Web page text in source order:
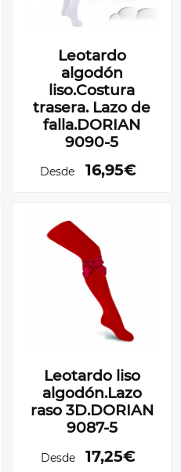
Leotardo
algodón
liso.Costura
trasera. Lazo de
falla.DORIAN
9090-5
Desde 16,95€
Leotardo liso
algodón.Lazo
raso 3D.DORIAN
9087-5
Desde 17,25€